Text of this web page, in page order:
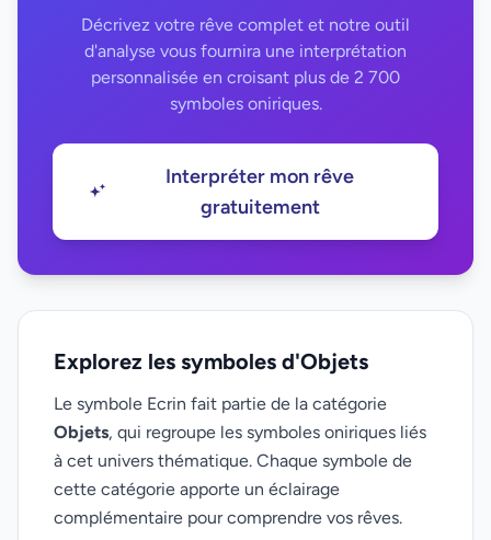
Décrivez votre rêve complet et notre outil
d'analyse vous fournira une interprétation
personnalisée en croisant plus de 2 700
symboles oniriques.
Interpréter mon rêve
gratuitement
Explorez les symboles d'Objets
Le symbole Ecrin fait partie de la catégorie
Objets, qui regroupe les symboles oniriques liés
à cet univers thématique. Chaque symbole de
cette catégorie apporte un éclairage
complémentaire pour comprendre vos rêves.